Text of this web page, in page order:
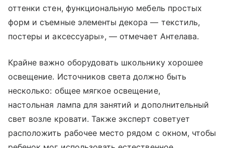
оттенки стен, функциональную мебель простых
форм и съемные элементы декора — текстиль,
постеры и аксессуары», — отмечает Антелава.
Крайне важно оборудовать школьнику хорошее
освещение. Источников света должно быть
несколько: общее мягкое освещение,
настольная лампа для занятий и дополнительный
свет возле кровати. Также эксперт советует
расположить рабочее место рядом с окном, чтобы